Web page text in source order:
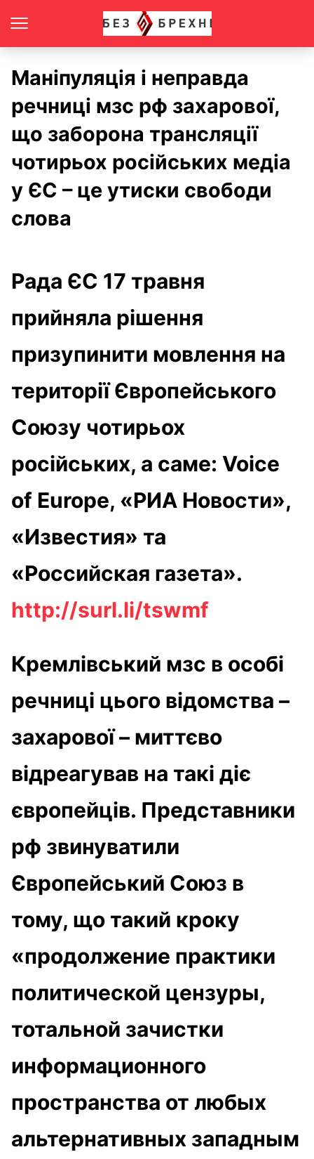
Маніпуляція і неправда
речниці мзс рф захарової,
що заборона трансляції
чотирьох російських медіа
у ЄС – це утиски свободи
слова
Рада ЄС 17 травня
прийняла рішення
призупинити мовлення на
території Європейського
Союзу чотирьох
російських, а саме: Voice
of Europe, «РИА Новости»,
«Известия» та
«Российская газета».
http://surl.li/tswmf
Кремлівський мзс в особі
речниці цього відомства –
захарової – миттєво
відреагував на такі діє
європейців. Представники
рф звинуватили
Європейський Союз в
тому, що такий кроку
«продолжение практики
политической цензуры,
тотальной зачистки
информационного
пространства от любых
альтернативных западным